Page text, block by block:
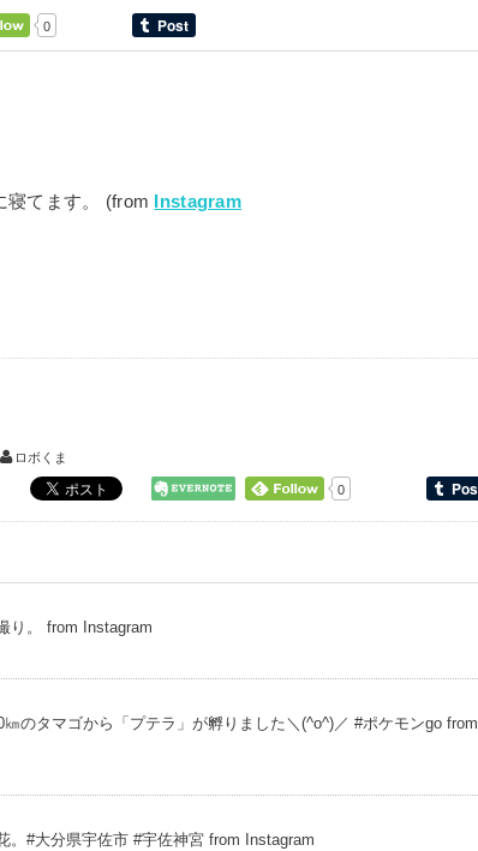
0
寝てます。 (from Instagram
ロボくま
0
り。 from Instagram
㎞のタマゴから「プテラ」が孵りました＼(^o^)／ #ポケモンgo from
。#大分県宇佐市 #宇佐神宮 from Instagram